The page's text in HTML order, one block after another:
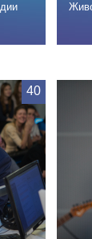
40